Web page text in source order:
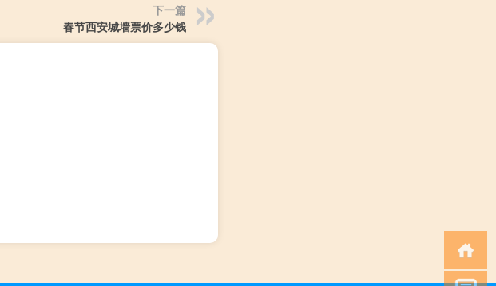
下一篇
春节西安城墙票价多少钱